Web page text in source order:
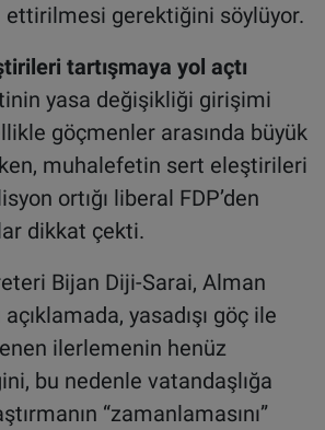
gerektiğini söylüyor.
tartışmaya yol açtı
yasa değişikliği girişimi
göçmenler arasında büyük
muhalefetin sert eleştirileri
ortığı liberal FDP’den
dikkat çekti.
Bijan Diji-Sarai, Alman
açıklamada, yasadışı göç ile
ilerlemenin henüz
bu nedenle vatandaşlığa
“zamanlamasını”